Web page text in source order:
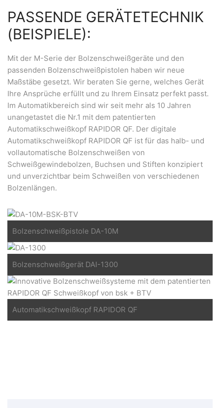
PASSENDE GERÄTETECHNIK
(BEISPIELE):
Mit der M-Serie der Bolzenschweißgeräte und den
passenden Bolzenschweißpistolen haben wir neue
Maßstäbe gesetzt. Wir beraten Sie gerne, welches Gerät
Ihre Ansprüche erfüllt und zu Ihrem Einsatz perfekt passt.
Im Automatikbereich sind wir seit mehr als 10 Jahren
unangetastet die Nr.1 mit dem patentierten
Automatikschweißkopf RAPIDOR QF. Der digitale
Automatikschweißkopf RAPIDOR QF ist für das halb- und
vollautomatische Bolzenschweißen von
Schweißgewindebolzen, Buchsen und Stiften konzipiert
und unverzichtbar beim Schweißen von verschiedenen
Bolzenlängen.
Bolzenschweißpistole DA-10M
Bolzenschweißgerät DAI-1300
Automatikschweißkopf RAPIDOR QF